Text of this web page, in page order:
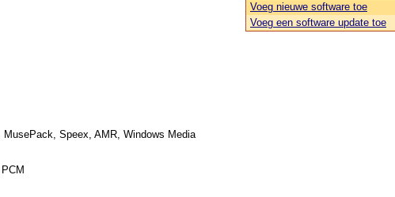
Speex, AMR, Windows Media
Voeg nieuwe software toe
Voeg een software update toe